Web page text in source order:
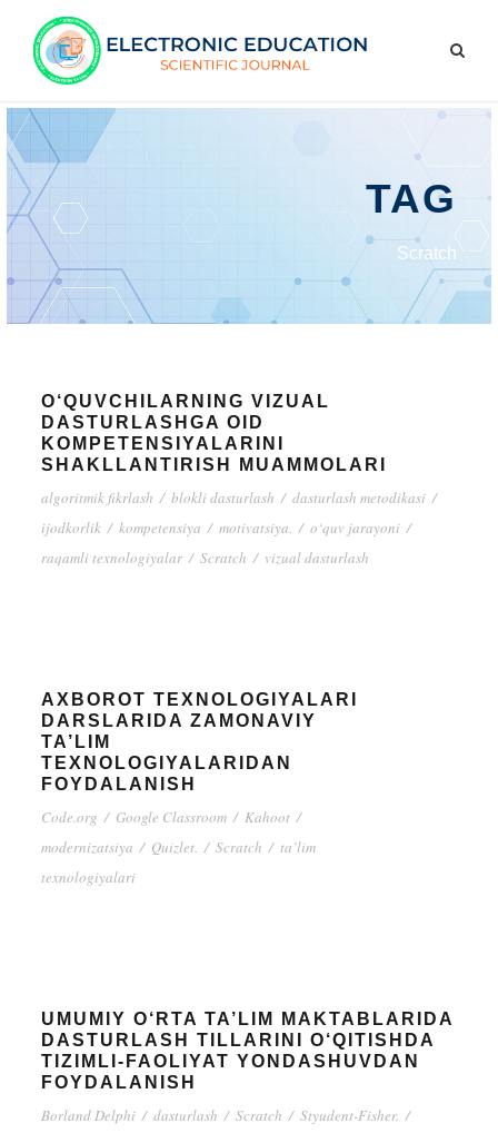
TAG
Scratch
O‘QUVCHILARNING VIZUAL
DASTURLASHGA OID
KOMPETENSIYALARINI
SHAKLLANTIRISH MUAMMOLARI
algoritmik fikrlash / blokli dasturlash / dasturlash metodikasi /
ijodkorlik / kompetensiya / motivatsiya. / o‘quv jarayoni /
raqamli texnologiyalar / Scratch / vizual dasturlash
AXBOROT TEXNOLOGIYALARI
DARSLARIDA ZAMONAVIY
TA’LIM
TEXNOLOGIYALARIDAN
FOYDALANISH
Code.org / Google Classroom / Kahoot /
modernizatsiya / Quizlet. / Scratch / ta’lim
texnologiyalari
UMUMIY O‘RTA TA’LIM MAKTABLARIDA
DASTURLASH TILLARINI O‘QITISHDA
TIZIMLI-FAOLIYAT YONDASHUVDAN
FOYDALANISH
Borland Delphi / dasturlash / Scratch / Styudent-Fisher. /